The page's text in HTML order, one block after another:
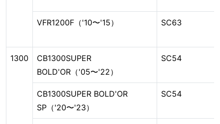
VFR1200F（'10〜'15） SC63
1300
CB1300SUPER
BOLD'OR（'05〜'22）
SC54
CB1300SUPER BOLD'OR
SP（'20〜'23）
SC54